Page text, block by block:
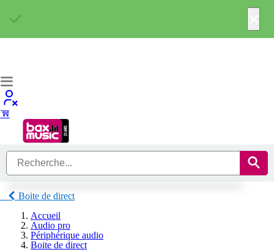
Boite de direct
Accueil
Audio pro
Périphérique audio
Boite de direct